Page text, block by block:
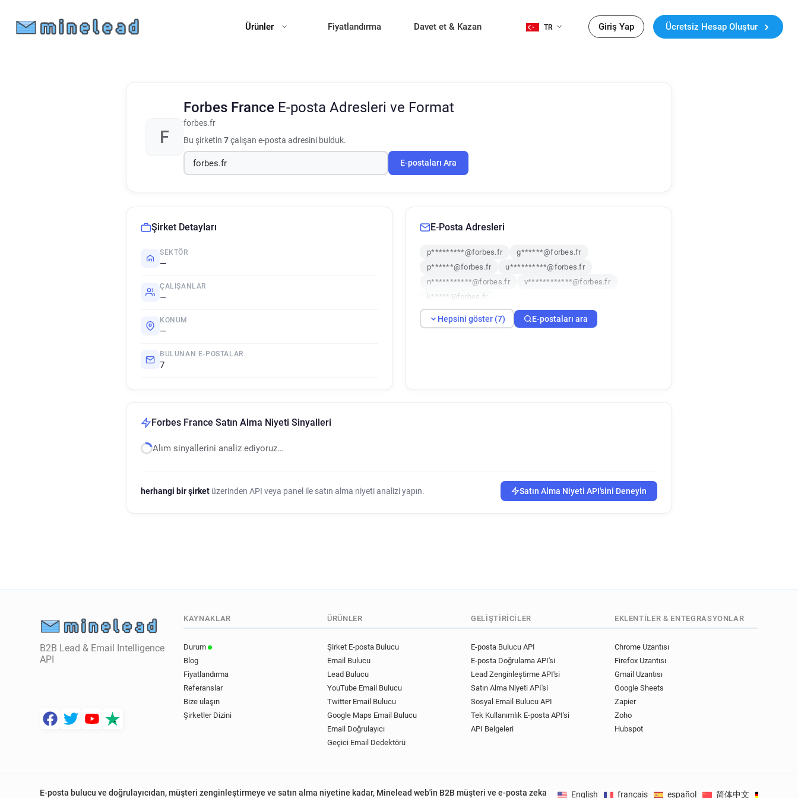
Ürünler Fiyatlandırma Davet et & Kazan TR Giriş Yap Ücretsiz Hesap Oluştur
F
Forbes France E-posta Adresleri ve Format
forbes.fr
Bu şirketin 7çalışan e-posta adresini bulduk.
E-postaları Ara
Şirket Detayları
SEKTÖR
—
ÇALIŞANLAR
—
KONUM
—
BULUNAN E-POSTALAR
7
E-Posta Adresleri
p*********@forbes.fr
g******@forbes.fr
p******@forbes.fr
u**********@forbes.fr
n***********@forbes.fr
v************@forbes.fr
k*****@forbes.fr
Hepsini göster (7) E-postaları ara
Forbes France Satın Alma Niyeti Sinyalleri
Alım sinyallerini analiz ediyoruz…
herhangi bir şirket üzerinden API veya panel ile satın alma niyeti analizi yapın. Satın Alma Niyeti API'sini Deneyin
B2B Lead & Email Intelligence
API
KAYNAKLAR
Durum
Blog
Fiyatlandırma
Referanslar
Bize ulaşın
Şirketler Dizini
ÜRÜNLER
Şirket E-posta Bulucu
Email Bulucu
Lead Bulucu
YouTube Email Bulucu
Twitter Email Bulucu
Google Maps Email Bulucu
Email Doğrulayıcı
Geçici Email Dedektörü
GELIŞTIRICILER
E-posta Bulucu API
E-posta Doğrulama API'si
Lead Zenginleştirme API'si
Satın Alma Niyeti API'si
Sosyal Email Bulucu API
Tek Kullanımlık E-posta API'si
API Belgeleri
EKLENTILER & ENTEGRASYONLAR
Chrome Uzantısı
Firefox Uzantısı
Gmail Uzantısı
Google Sheets
Zapier
Zoho
Hubspot
E-posta bulucu ve doğrulayıcıdan, müşteri zenginleştirmeye ve satın alma niyetine kadar, Minelead web'in B2B müşteri ve e-posta zeka
English français español 简体中文